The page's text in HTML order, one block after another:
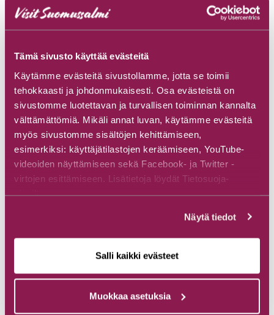
Tämä sivusto käyttää evästeitä
Käytämme evästeitä sivustollamme, jotta se toimii
tehokkaasti ja johdonmukaisesti. Osa evästeistä on
sivustomme luotettavan ja turvallisen toiminnan kannalta
välttämättömiä. Mikäli annat luvan, käytämme evästeitä
myös sivustomme sisältöjen kehittämiseen,
esimerkiksi: käyttäjätilastojen keräämiseen, YouTube-
videoiden näyttämiseen sekä Facebook- ja Twitter -
virtojen esittämiseen. Lisätietoja löydät Tietosuoja-
sivuiltamme.
Näytä tiedot
Salli kaikki evästeet
Muokkaa asetuksia
Tiedot päivitetty 4/2023.
Kalapaikkojen kohdekuvaukset on toteutettu
yhteistyössä Oskari Reinmanin /Vapaalla jalallakanssa
osana Elinvoimaa matkailusta – Kuhmo Suomussalmi -